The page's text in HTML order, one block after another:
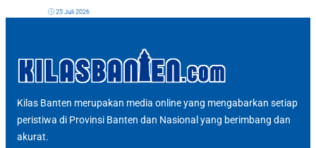
25 Juli 2026
Kilas Banten merupakan media online yang mengabarkan setiap
peristiwa di Provinsi Banten dan Nasional yang berimbang dan
akurat.